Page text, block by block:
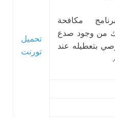
تحميل
تورنت
مكافحة
من وجود صدع
بتعطيله عند